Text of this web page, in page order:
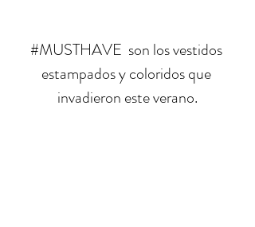
#MUSTHAVE
  son los vestidos
estampados y coloridos que
invadieron este verano.